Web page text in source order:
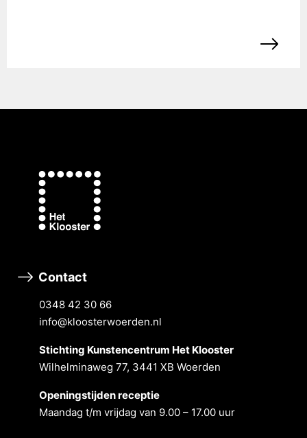
Contact
0348 42 30 66
info@kloosterwoerden.nl
Stichting Kunstencentrum Het Klooster
Wilhelminaweg 77, 3441 XB Woerden
Openingstĳden receptie
Maandag t/m vrĳdag van 9.00 – 17.00 uur